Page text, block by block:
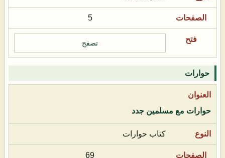
5
تصفح
حوارات
حوارات مع مسلمين جدد
كتاب حوارات
69